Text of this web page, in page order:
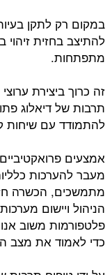
במקום רק לתקן
להתיצב בחזית זיהוי
מתפתחות.
זה כרוך ביצירת
תרבות של דיאלוג
להתמודד עם שיחות
אמצעים
מעבר להערכות
מתמשכים, הכשרה
הניהול ויישום
פלטפורמות משוב
כדי לאמוד את מצב